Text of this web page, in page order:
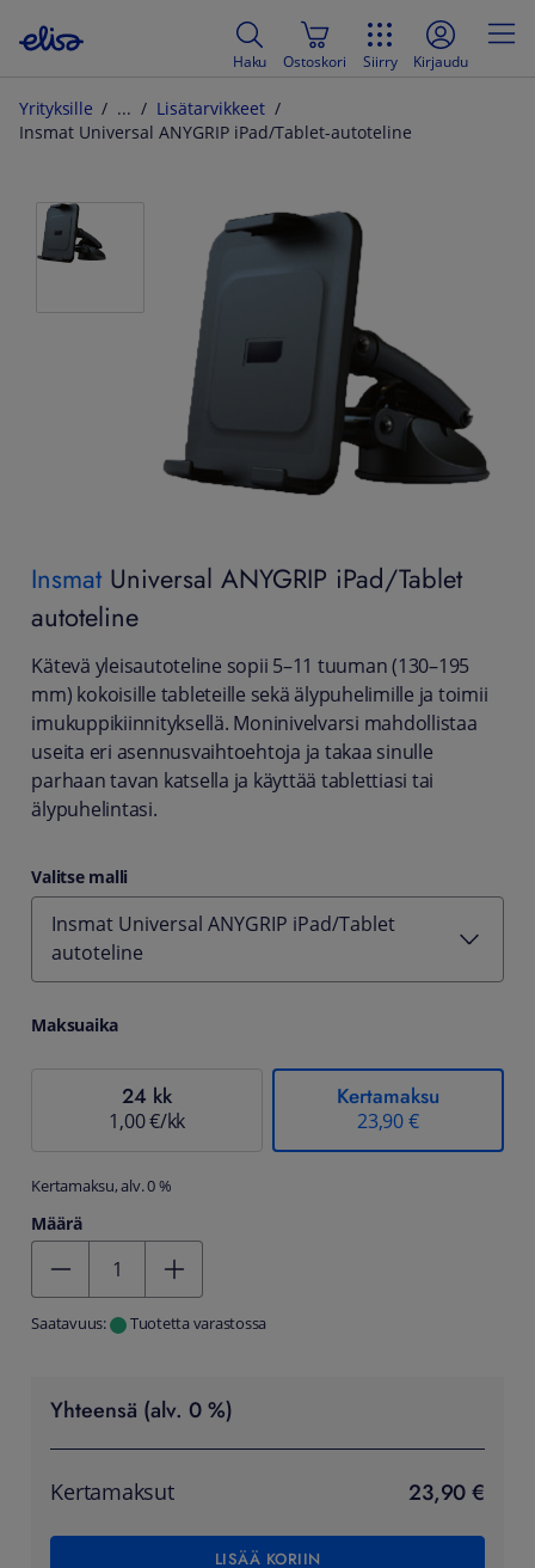
Haku Ostoskori Siirry Kirjaudu
Yrityksille
Lisätarvikkeet
Insmat Universal ANYGRIP iPad/Tablet-autoteline
Insmat Universal ANYGRIP iPad/Tablet
autoteline
Kätevä yleisautoteline sopii 5–11 tuuman (130–195
mm) kokoisille tableteille sekä älypuhelimille ja toimii
imukuppikiinnityksellä. Moninivelvarsi mahdollistaa
useita eri asennusvaihtoehtoja ja takaa sinulle
parhaan tavan katsella ja käyttää tablettiasi tai
älypuhelintasi.
Valitse malli
Insmat Universal ANYGRIP iPad/Tablet
autoteline
Maksuaika
24 kk
1,00 €/kk
Kertamaksu
23,90 €
Kertamaksu, alv. 0 %
Määrä
Saatavuus: Tuotetta varastossa
Yhteensä (alv. 0 %)
Kertamaksut 23,90 €
LISÄÄ KORIIN